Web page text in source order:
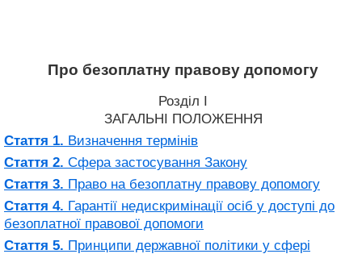
Про безоплатну правову допомогу
Розділ I
ЗАГАЛЬНІ ПОЛОЖЕННЯ
Стаття 1. Визначення термінів
Стаття 2. Сфера застосування Закону
Стаття 3. Право на безоплатну правову допомогу
Стаття 4. Гарантії недискримінації осіб у доступі до
безоплатної правової допомоги
Стаття 5. Принципи державної політики у сфері